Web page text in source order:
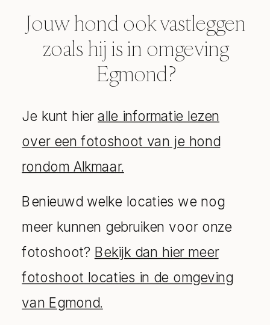
Jouw hond ook vastleggen
zoals hij is in omgeving
Egmond?
Je kunt hieralle informatie lezen
over een fotoshoot van je hond
rondom Alkmaar.
Benieuwd welke locaties we nog
meer kunnen gebruiken voor onze
fotoshoot? Bekijk dan hier meer
fotoshoot locaties in de omgeving
van Egmond.